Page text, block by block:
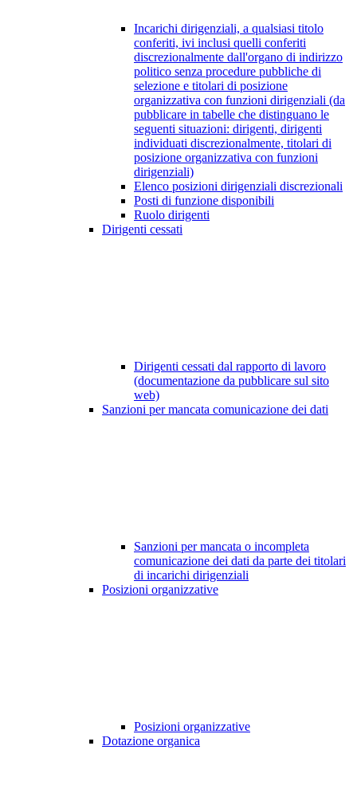
Incarichi dirigenziali, a qualsiasi titolo
conferiti, ivi inclusi quelli conferiti
discrezionalmente dall'organo di indirizzo
politico senza procedure pubbliche di
selezione e titolari di posizione
organizzativa con funzioni dirigenziali (da
pubblicare in tabelle che distinguano le
seguenti situazioni: dirigenti, dirigenti
individuati discrezionalmente, titolari di
posizione organizzativa con funzioni
dirigenziali)
Elenco posizioni dirigenziali discrezionali
Posti di funzione disponibili
Ruolo dirigenti
Dirigenti cessati
Dirigenti cessati dal rapporto di lavoro
(documentazione da pubblicare sul sito
web)
Sanzioni per mancata comunicazione dei dati
Sanzioni per mancata o incompleta
comunicazione dei dati da parte dei titolari
di incarichi dirigenziali
Posizioni organizzative
Posizioni organizzative
Dotazione organica